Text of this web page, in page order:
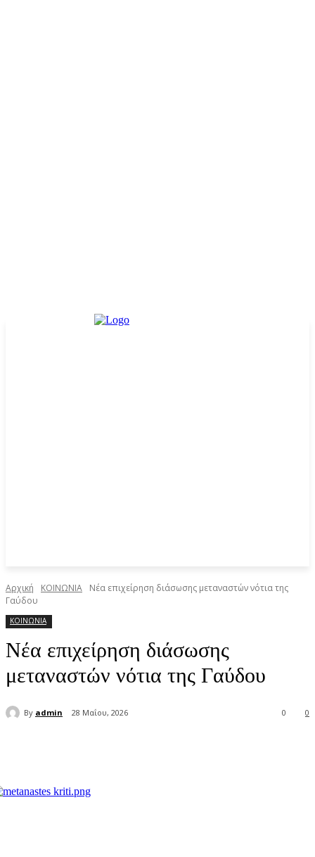
Αρχική ΚΟΙΝΩΝΙΑ
Νέα επιχείρηση διάσωσης μεταναστών νότια της
Γαύδου
ΚΟΙΝΩΝΙΑ
Νέα επιχείρηση διάσωσης
μεταναστών νότια της Γαύδου
By admin 28 Μαΐου, 2026 0
0